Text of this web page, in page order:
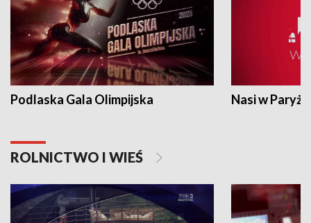
Podlaska Gala Olimpijska Nasi w Paryżu
ROLNICTWO I WIEŚ